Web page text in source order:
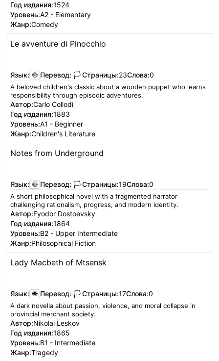
Год издания:1524
Уровень:A2 - Elementary
Жанр:Comedy
Le avventure di Pinocchio
Язык: 🌐 Перевод: 🏳️ Страницы:23Слова:0
A beloved children's classic about a wooden puppet who learns
responsibility through episodic adventures.
Автор:Carlo Collodi
Год издания:1883
Уровень:A1 - Beginner
Жанр:Children's Literature
Notes from Underground
Язык: 🌐 Перевод: 🏳️ Страницы:19Слова:0
A short philosophical novel with a fragmented narrator
challenging rationalism, progress, and modern identity.
Автор:Fyodor Dostoevsky
Год издания:1864
Уровень:B2 - Upper Intermediate
Жанр:Philosophical Fiction
Lady Macbeth of Mtsensk
Язык: 🌐 Перевод: 🏳️ Страницы:17Слова:0
A dark novella about passion, violence, and moral collapse in
provincial merchant society.
Автор:Nikolai Leskov
Год издания:1865
Уровень:B1 - Intermediate
Жанр:Tragedy